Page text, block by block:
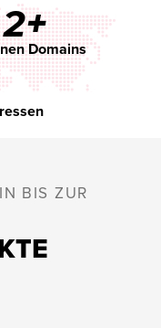
2+
Domains
BIS ZUR